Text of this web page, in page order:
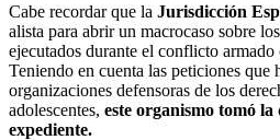
Cabe recordar que la Jurisdicción
alista para abrir un macrocaso sobre
ejecutados durante el conflicto armado
Teniendo en cuenta las peticiones que
organizaciones defensoras de los
adolescentes, este organismo tomó
expediente.